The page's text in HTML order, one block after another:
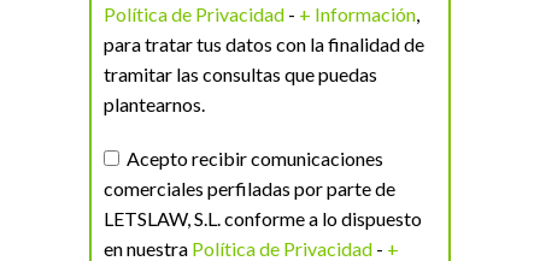
Política de Privacidad - + Información,
para tratar tus datos con la finalidad de
tramitar las consultas que puedas
plantearnos.
Acepto recibir comunicaciones
comerciales perfiladas por parte de
LETSLAW, S.L. conforme a lo dispuesto
en nuestra Política de Privacidad - +